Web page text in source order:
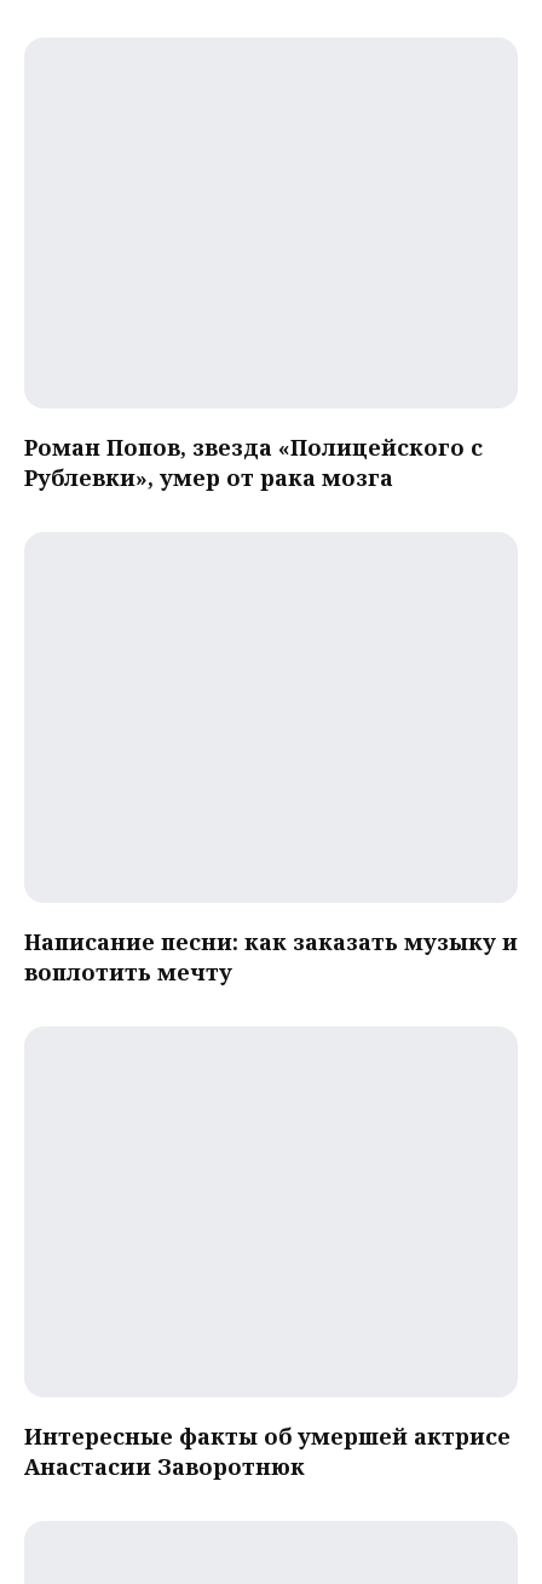
Роман Попов, звезда «Полицейского с
Рублевки», умер от рака мозга
Написание песни: как заказать музыку и
воплотить мечту
Интересные факты об умершей актрисе
Анастасии Заворотнюк